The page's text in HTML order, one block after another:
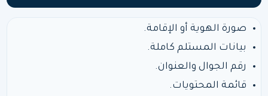
صورة الهوية أو الإقامة.
بيانات المستلم كاملة.
رقم الجوال والعنوان.
قائمة المحتويات.